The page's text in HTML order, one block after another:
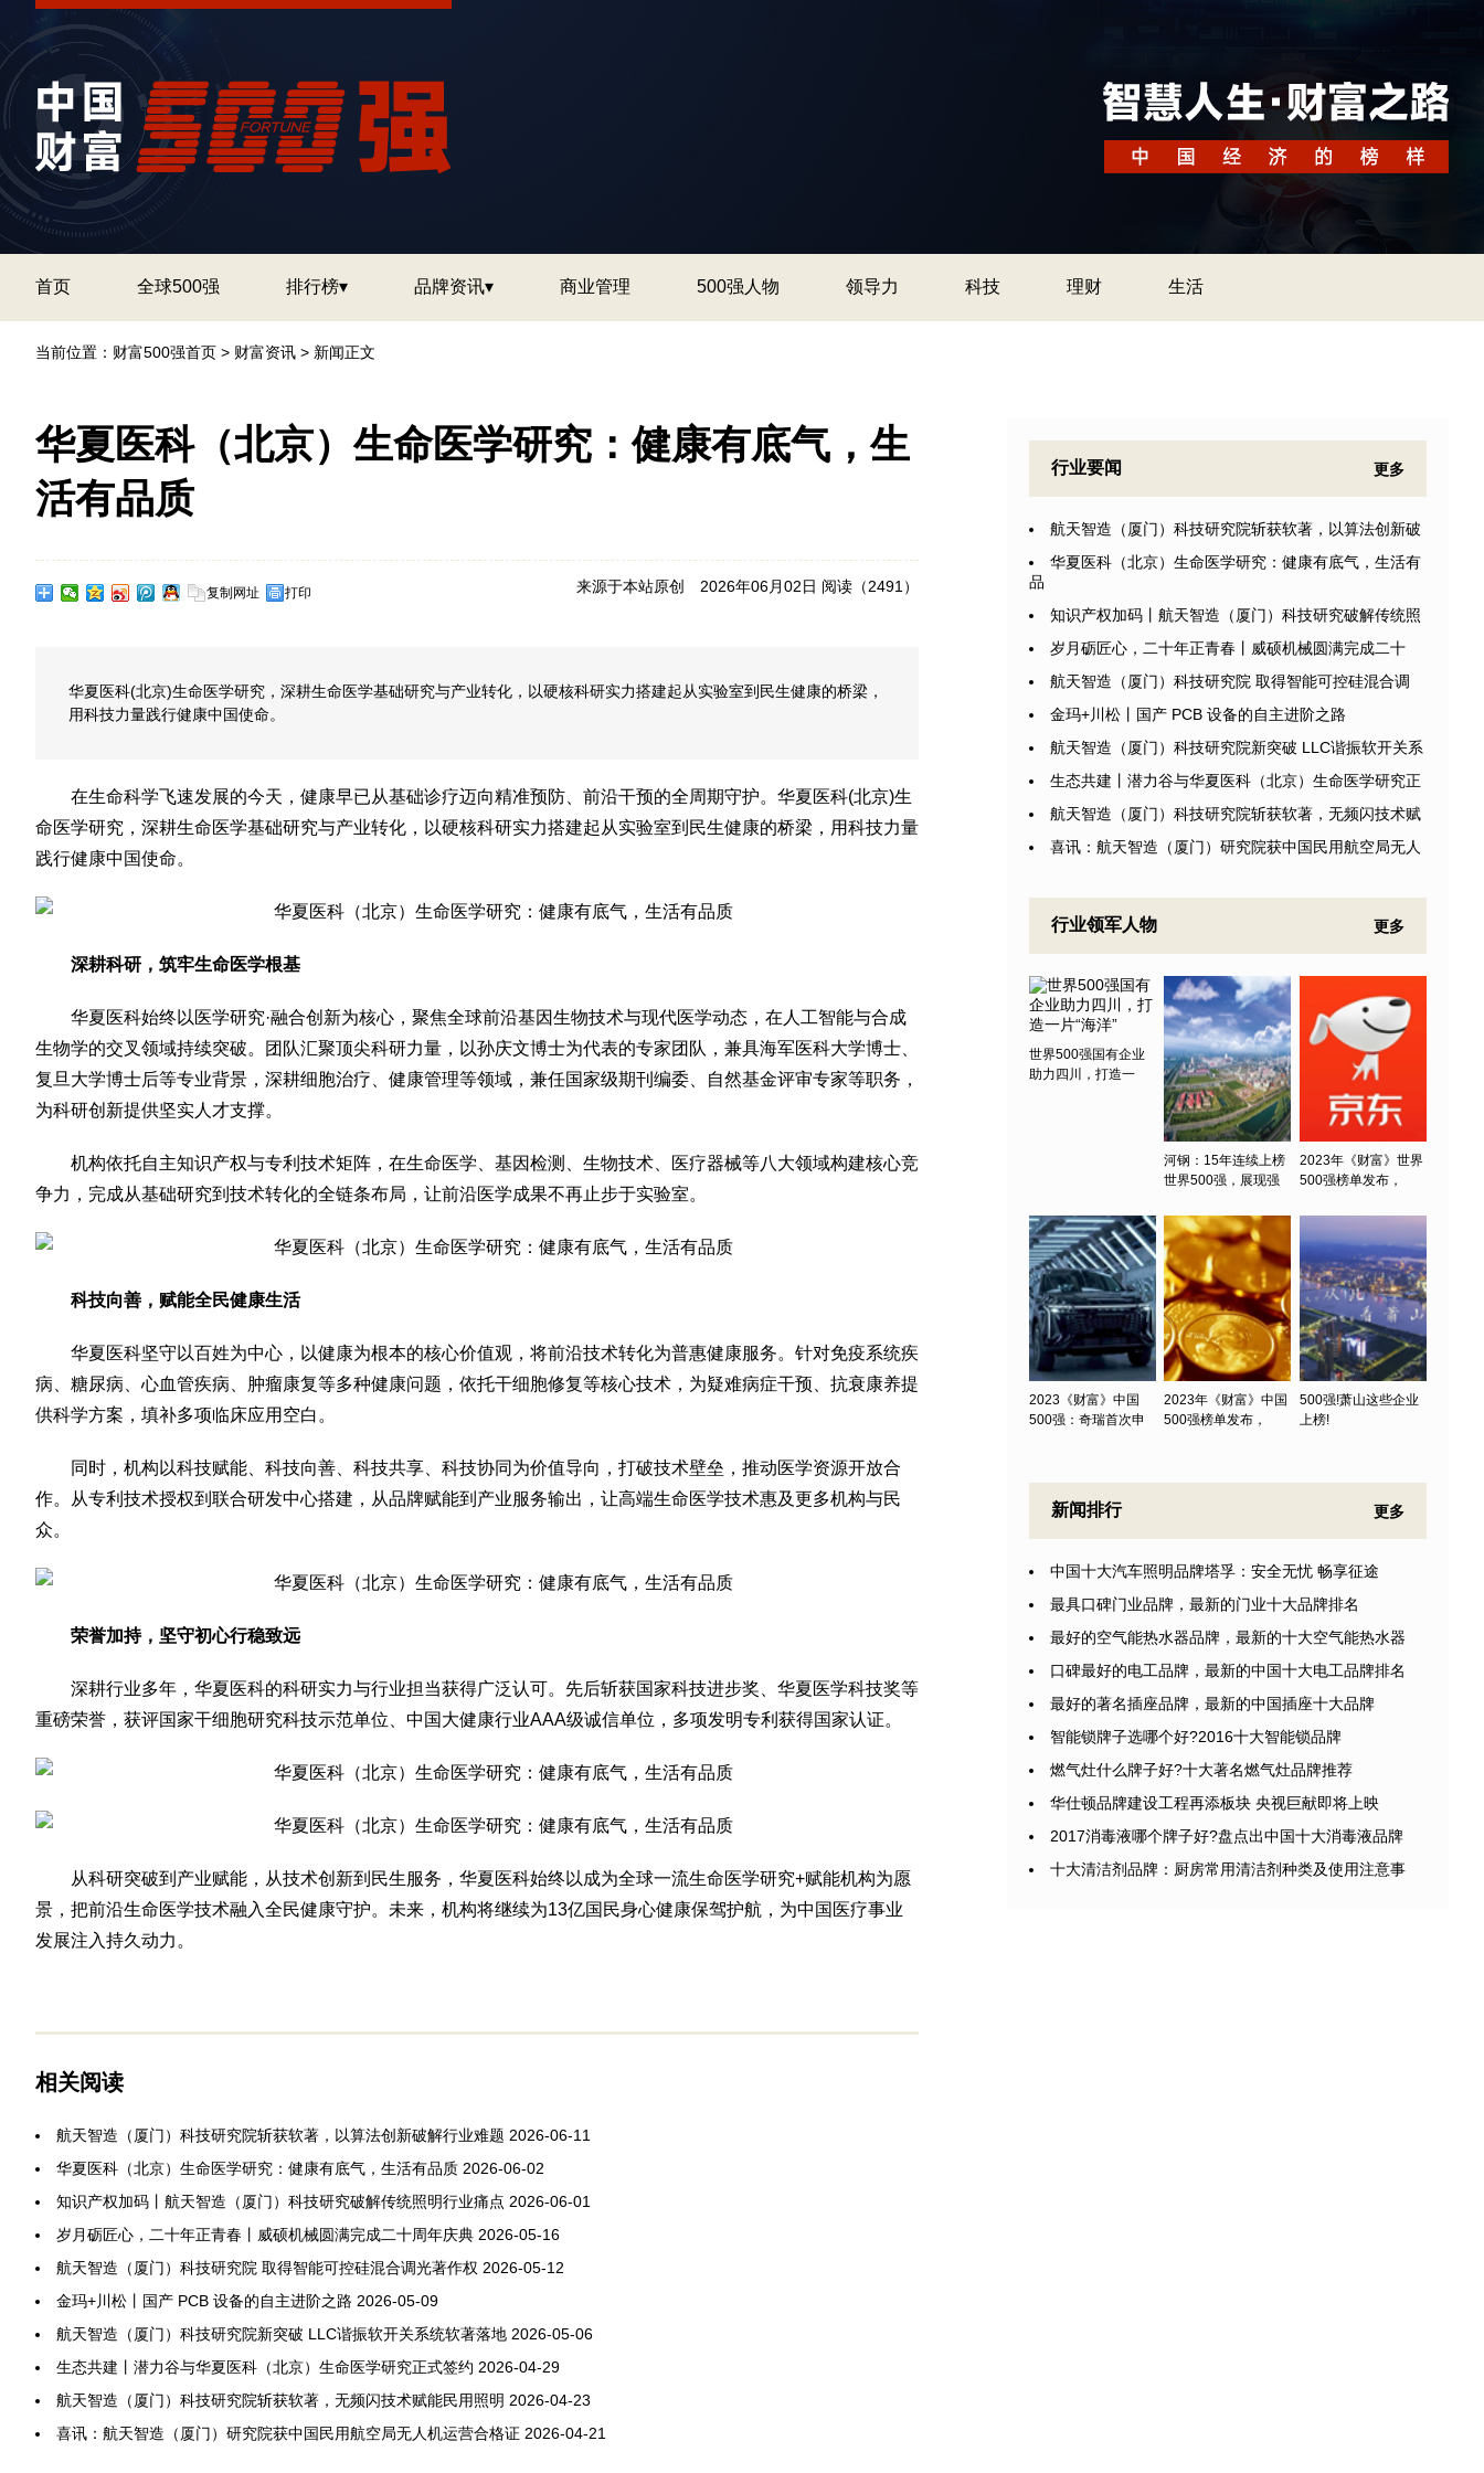
首页 全球500强 排行榜▾ 品牌资讯▾ 商业管理 500强人物 领导力 科技 理财 生活
当前位置： 财富500强首页 > 财富资讯 > 新闻正文
华夏医科（北京）生命医学研究：健康有底气，生
活有品质
复制网址 打印 来源于本站原创 2026年06月02日 阅读（2491）
华夏医科(北京)生命医学研究，深耕生命医学基础研究与产业转化，以硬核科研实力搭建起从实验室到民生健康的桥梁，
用科技力量践行健康中国使命。
在生命科学飞速发展的今天，健康早已从基础诊疗迈向精准预防、前沿干预的全周期守护。华夏医科(北京)生
命医学研究，深耕生命医学基础研究与产业转化，以硬核科研实力搭建起从实验室到民生健康的桥梁，用科技力量
践行健康中国使命。
深耕科研，筑牢生命医学根基
华夏医科始终以医学研究·融合创新为核心，聚焦全球前沿基因生物技术与现代医学动态，在人工智能与合成
生物学的交叉领域持续突破。团队汇聚顶尖科研力量，以孙庆文博士为代表的专家团队，兼具海军医科大学博士、
复旦大学博士后等专业背景，深耕细胞治疗、健康管理等领域，兼任国家级期刊编委、自然基金评审专家等职务，
为科研创新提供坚实人才支撑。
机构依托自主知识产权与专利技术矩阵，在生命医学、基因检测、生物技术、医疗器械等八大领域构建核心竞
争力，完成从基础研究到技术转化的全链条布局，让前沿医学成果不再止步于实验室。
科技向善，赋能全民健康生活
华夏医科坚守以百姓为中心，以健康为根本的核心价值观，将前沿技术转化为普惠健康服务。针对免疫系统疾
病、糖尿病、心血管疾病、肿瘤康复等多种健康问题，依托干细胞修复等核心技术，为疑难病症干预、抗衰康养提
供科学方案，填补多项临床应用空白。
同时，机构以科技赋能、科技向善、科技共享、科技协同为价值导向，打破技术壁垒，推动医学资源开放合
作。从专利技术授权到联合研发中心搭建，从品牌赋能到产业服务输出，让高端生命医学技术惠及更多机构与民
众。
荣誉加持，坚守初心行稳致远
深耕行业多年，华夏医科的科研实力与行业担当获得广泛认可。先后斩获国家科技进步奖、华夏医学科技奖等
重磅荣誉，获评国家干细胞研究科技示范单位、中国大健康行业AAA级诚信单位，多项发明专利获得国家认证。
从科研突破到产业赋能，从技术创新到民生服务，华夏医科始终以成为全球一流生命医学研究+赋能机构为愿
景，把前沿生命医学技术融入全民健康守护。未来，机构将继续为13亿国民身心健康保驾护航，为中国医疗事业
发展注入持久动力。
相关阅读
航天智造（厦门）科技研究院斩获软著，以算法创新破解行业难题 2026-06-11
华夏医科（北京）生命医学研究：健康有底气，生活有品质 2026-06-02
知识产权加码丨航天智造（厦门）科技研究破解传统照明行业痛点 2026-06-01
岁月砺匠心，二十年正青春丨威硕机械圆满完成二十周年庆典 2026-05-16
航天智造（厦门）科技研究院 取得智能可控硅混合调光著作权 2026-05-12
金玛+川松丨国产 PCB 设备的自主进阶之路 2026-05-09
航天智造（厦门）科技研究院新突破 LLC谐振软开关系统软著落地 2026-05-06
生态共建丨潜力谷与华夏医科（北京）生命医学研究正式签约 2026-04-29
航天智造（厦门）科技研究院斩获软著，无频闪技术赋能民用照明 2026-04-23
喜讯：航天智造（厦门）研究院获中国民用航空局无人机运营合格证 2026-04-21
行业要闻 更多
航天智造（厦门）科技研究院斩获软著，以算法创新破
华夏医科（北京）生命医学研究：健康有底气，生活有
品
知识产权加码丨航天智造（厦门）科技研究破解传统照
岁月砺匠心，二十年正青春丨威硕机械圆满完成二十
航天智造（厦门）科技研究院 取得智能可控硅混合调
金玛+川松丨国产 PCB 设备的自主进阶之路
航天智造（厦门）科技研究院新突破 LLC谐振软开关系
生态共建丨潜力谷与华夏医科（北京）生命医学研究正
航天智造（厦门）科技研究院斩获软著，无频闪技术赋
喜讯：航天智造（厦门）研究院获中国民用航空局无人
行业领军人物 更多
世界500强国有企业
助力四川，打造一
河钢：15年连续上榜
世界500强，展现强
2023年《财富》世界
500强榜单发布，
2023《财富》中国
500强：奇瑞首次申
2023年《财富》中国
500强榜单发布，
500强!萧山这些企业
上榜!
新闻排行 更多
中国十大汽车照明品牌塔孚：安全无忧 畅享征途
最具口碑门业品牌，最新的门业十大品牌排名
最好的空气能热水器品牌，最新的十大空气能热水器
口碑最好的电工品牌，最新的中国十大电工品牌排名
最好的著名插座品牌，最新的中国插座十大品牌
智能锁牌子选哪个好?2016十大智能锁品牌
燃气灶什么牌子好?十大著名燃气灶品牌推荐
华仕顿品牌建设工程再添板块 央视巨献即将上映
2017消毒液哪个牌子好?盘点出中国十大消毒液品牌
十大清洁剂品牌：厨房常用清洁剂种类及使用注意事